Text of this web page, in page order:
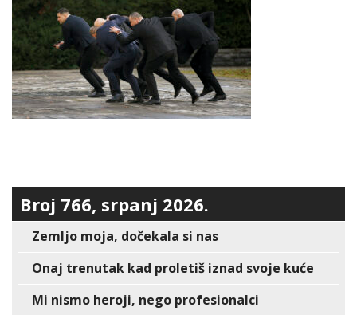
Broj 766, srpanj 2026.
Zemljo moja, dočekala si nas
Onaj trenutak kad proletiš iznad svoje kuće
Mi nismo heroji, nego profesionalci